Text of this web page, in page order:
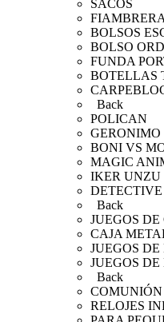
SACOS
BOLSOS
BOLSO
FUNDA
BOTELLAS
Back
POLICAN
GERONIMO
BONI VS
MAGIC
IKER UNZU
DETECTIVE
Back
JUEGOS DE
CAJA
JUEGOS
JUEGOS DE
Back
COMUNIÓN
RELOJES